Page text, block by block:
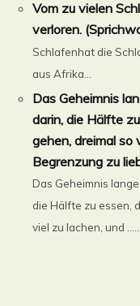
Vom zu vielen
verloren.
Schlafenhat die
aus Afrika...
Das Geheimnis
darin, die Hälfte
gehen, dreimal so
Begrenzung zu
Das Geheimnis
die Hälfte zu essen,
viel zu lachen, und ......